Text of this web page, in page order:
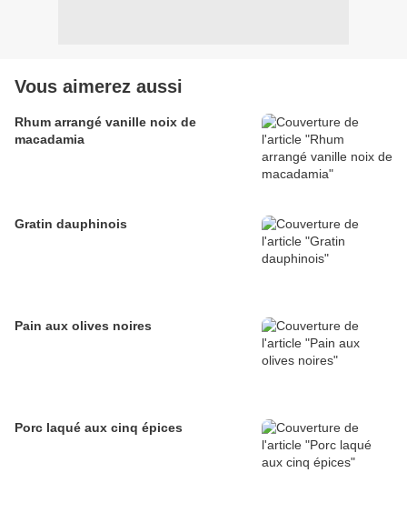
Vous aimerez aussi
Rhum arrangé vanille noix de
macadamia
Gratin dauphinois
Pain aux olives noires
Porc laqué aux cinq épices